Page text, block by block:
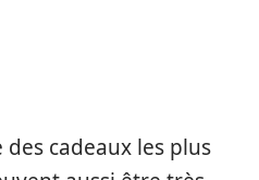
cadeaux les plus